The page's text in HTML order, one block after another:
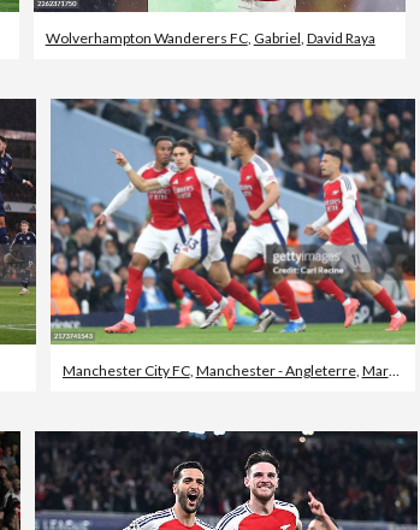
Wolverhampton Wanderers FC, Gabriel, David Raya
Manchester City FC, Manchester - Angleterre, Marquer un but